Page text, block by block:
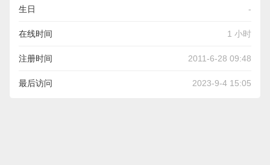
生日 -
在线时间 1 小时
注册时间 2011-6-28 09:48
最后访问 2023-9-4 15:05